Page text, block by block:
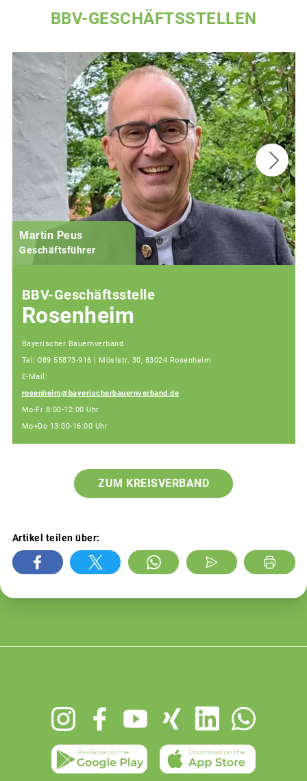
BBV-GESCHÄFTSSTELLEN
Martin Peus
Geschäftsführer
BBV-Geschäftsstelle
Rosenheim
Bayerischer Bauernverband
Tel: 089 55873-916 | Möslstr. 30, 83024 Rosenheim
E-Mail:
rosenheim@bayerischerbauernverband.de
Mo-Fr 8:00-12:00 Uhr
Mo+Do 13:00-16:00 Uhr
ZUM KREISVERBAND
Artikel teilen über: